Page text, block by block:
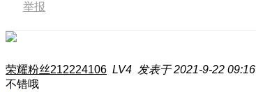
举报
荣耀粉丝212224106 LV4 发表于 2021-9-22 09:16
不错哦